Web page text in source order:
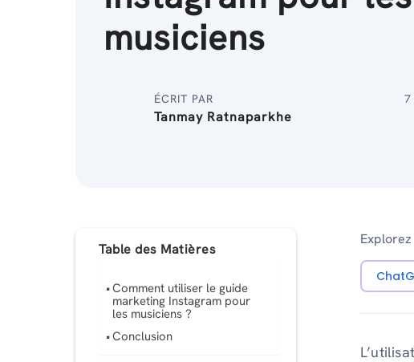
musiciens
ÉCRIT PAR
Tanmay Ratnaparkhe
Table des Matières
Comment utiliser le guide
marketing Instagram pour
les musiciens ?
Conclusion